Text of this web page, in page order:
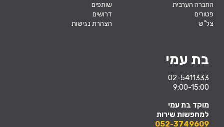
בת עמי
02-5411333
9:00-15:00
מוקד בת עמי
למחפשות שירות
052-3749609
החברה הערבית
פטורים
צל"ש
שותפים
דרושים
הצהרת נגישות